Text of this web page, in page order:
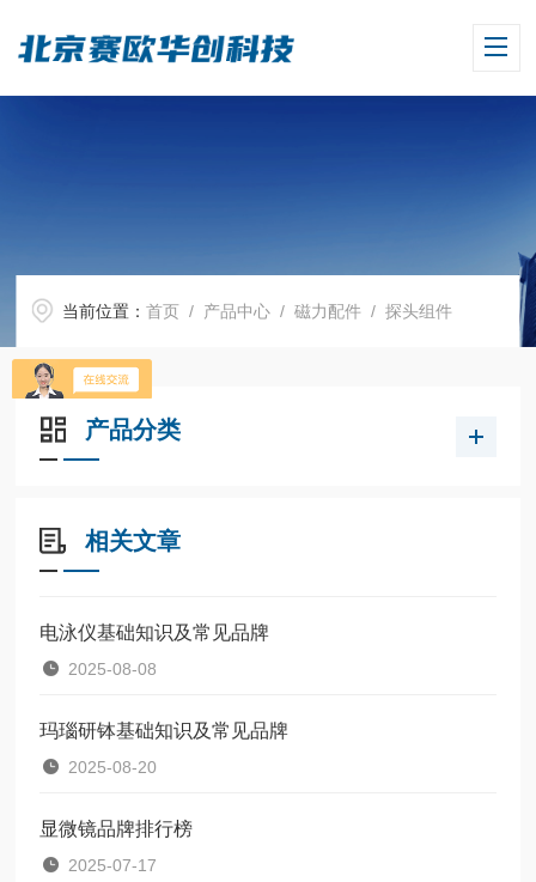
当前位置：首页 / 产品中心 /磁力配件 /探头组件
产品分类
相关文章
电泳仪基础知识及常见品牌
2025-08-08
玛瑙研钵基础知识及常见品牌
2025-08-20
显微镜品牌排行榜
2025-07-17